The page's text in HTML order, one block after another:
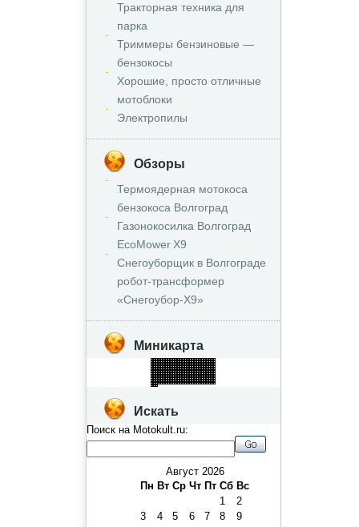
Тракторная техника для
парка
Триммеры бензиновые —
бензокосы
Хорошие, просто отличные
мотоблоки
Электропилы
Обзоры
Термоядерная мотокоса
бензокоса Волгоград
Газонокосилка Волгоград
EcoMower X9
Снегоуборщик в Волгограде
робот‑трансформер
«Снегоубор‑X9»
Миникарта
Искать
Поиск на Motokult.ru:
Август 2026
Пн Вт Ср Чт Пт Сб Вс
1
2
3
4 5 6 7 8
9